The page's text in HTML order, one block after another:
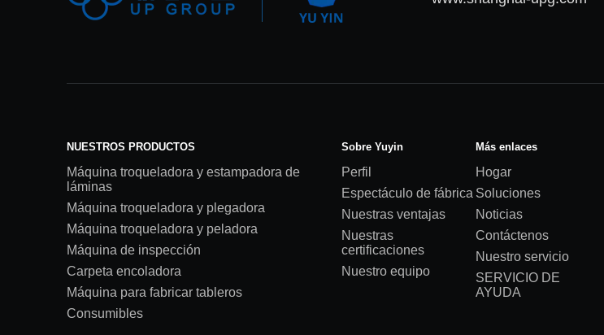
NUESTROS PRODUCTOS
Máquina troqueladora y estampadora de
láminas
Máquina troqueladora y plegadora
Máquina troqueladora y peladora
Máquina de inspección
Carpeta encoladora
Máquina para fabricar tableros
Consumibles
Sobre Yuyin
Perfil
Espectáculo de fábrica
Nuestras ventajas
Nuestras
certificaciones
Nuestro equipo
Más enlaces
Hogar
Soluciones
Noticias
Contáctenos
Nuestro servicio
SERVICIO DE
AYUDA